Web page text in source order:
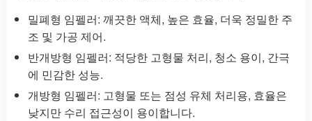
밀폐형 임펠러: 깨끗한 액체, 높은 효율, 더욱 정밀한 주
조 및 가공 제어.
반개방형 임펠러: 적당한 고형물 처리, 청소 용이, 간극
에 민감한 성능.
개방형 임펠러: 고형물 또는 점성 유체 처리용, 효율은
낮지만 수리 접근성이 용이합니다.